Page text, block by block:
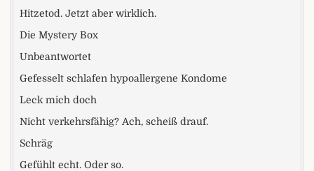
Hitzetod. Jetzt aber wirklich.
Die Mystery Box
Unbeantwortet
Gefesselt schlafen hypoallergene Kondome
Leck mich doch
Nicht verkehrsfähig? Ach, scheiß drauf.
Schräg
Gefühlt echt. Oder so.